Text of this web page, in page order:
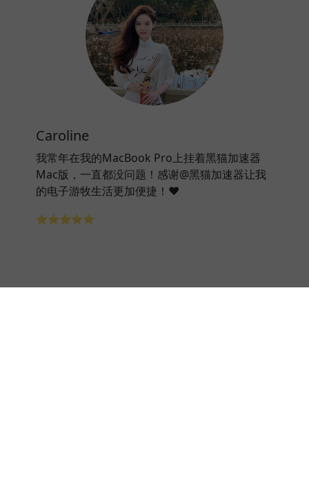
Caroline
我常年在我的MacBook Pro上挂着黑猫加速器
Mac版，一直都没问题！感谢@黑猫加速器让我
的电子游牧生活更加便捷！❤️
⭐⭐⭐⭐⭐